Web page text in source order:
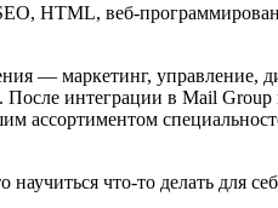
HTML, веб-
— маркетинг, управление,
интеграции в Mail
ассортиментом
что-то делать для